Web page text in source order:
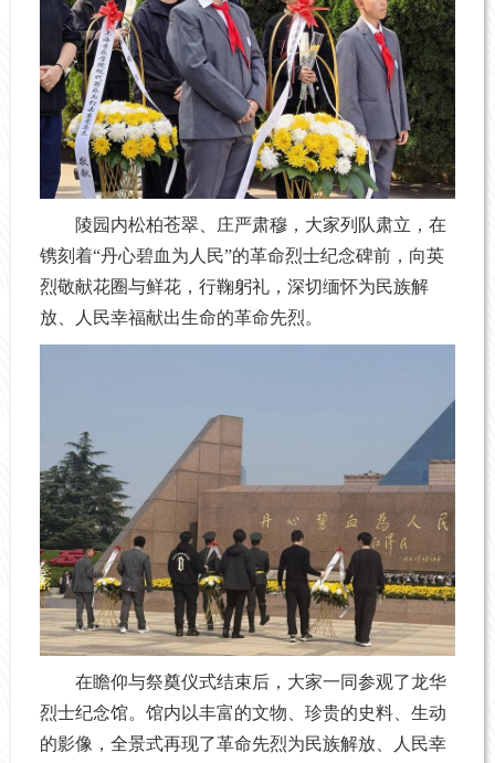
陵园内松柏苍翠、庄严肃穆，大家列队肃立，在
镌刻着“丹心碧血为人民”的革命烈士纪念碑前，向英
烈敬献花圈与鲜花，行鞠躬礼，深切缅怀为民族解
放、人民幸福献出生命的革命先烈。
在瞻仰与祭奠仪式结束后，大家一同参观了龙华
烈士纪念馆。馆内以丰富的文物、珍贵的史料、生动
的影像，全景式再现了革命先烈为民族解放、人民幸